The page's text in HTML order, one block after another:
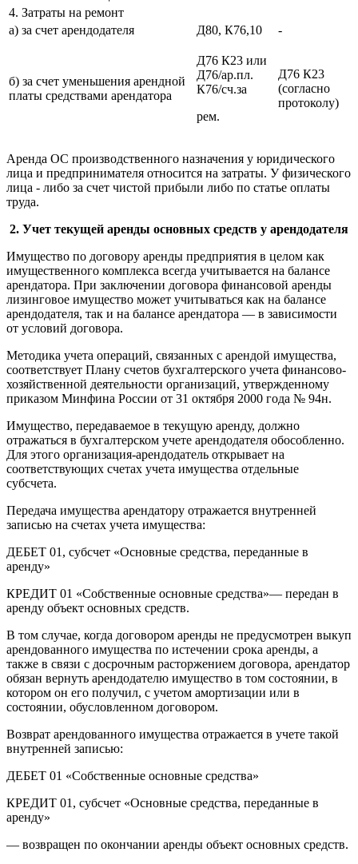
4. Затраты на ремонт
а) за счет арендодателя
Д80, К76,10 -
б) за счет уменьшения арендной
платы средствами арендатора
Д76 К23 или
Д76/ар.пл.
К76/сч.за
рем.
Д76 К23
(согласно
протоколу)
Аренда ОС производственного назначения у юридического
лица и предпринимателя относится на затраты. У физического
лица - либо за счет чистой прибыли либо по статье оплаты
труда.
2. Учет текущей аренды основных средств у арендодателя
Имущество по договору аренды предприятия в целом как
имущественного комплекса всегда учитывается на балансе
арендатора. При заключении договора финансовой аренды
лизинговое имущество может учитываться как на балансе
арендодателя, так и на балансе арендатора — в зависимости
от условий договора.
Методика учета операций, связанных с арендой имущества,
соответствует Плану счетов бухгалтерского учета финансово-
хозяйственной деятельности организаций, утвержденному
приказом Минфина России от 31 октября 2000 года № 94н.
Имущество, передаваемое в текущую аренду, должно
отражаться в бухгалтерском учете арендодателя обособленно.
Для этого организация-арендодатель открывает на
соответствующих счетах учета имущества отдельные
субсчета.
Передача имущества арендатору отражается внутренней
записью на счетах учета имущества:
ДЕБЕТ 01, субсчет «Основные средства, переданные в
аренду»
КРЕДИТ 01 «Собственные основные средства»— передан в
аренду объект основных средств.
В том случае, когда договором аренды не предусмотрен выкуп
арендованного имущества по истечении срока аренды, а
также в связи с досрочным расторжением договора, арендатор
обязан вернуть арендодателю имущество в том состоянии, в
котором он его получил, с учетом амортизации или в
состоянии, обусловленном договором.
Возврат арендованного имущества отражается в учете такой
внутренней записью:
ДЕБЕТ 01 «Собственные основные средства»
КРЕДИТ 01, субсчет «Основные средства, переданные в
аренду»
— возвращен по окончании аренды объект основных средств.